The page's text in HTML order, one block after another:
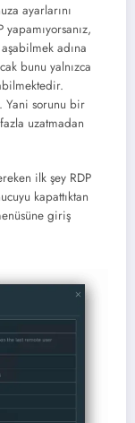
ayarlarını
adına
bunu yalnızca
Yani sorunu bir
uzatmadan
ilk şey RDP
kapattıktan
giriş